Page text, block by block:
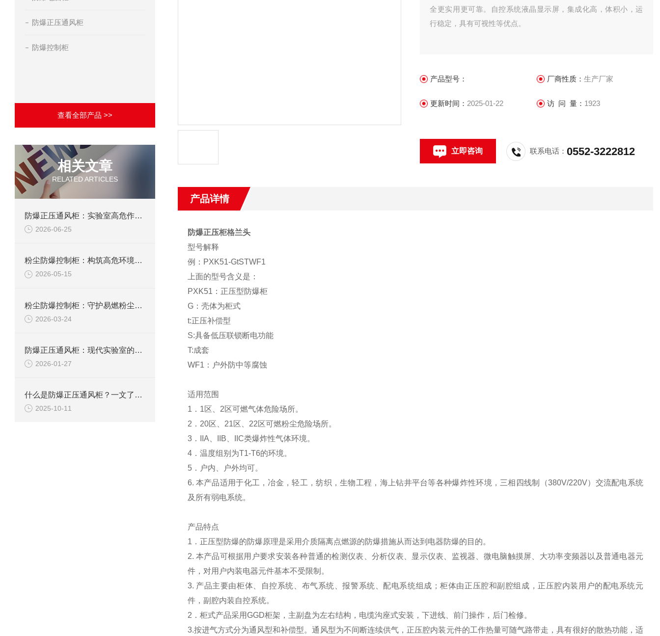
防爆正压通风柜
防爆控制柜
查看全部产品 >>
相关文章
RELATED ARTICLES
防爆正压通风柜：实验室高危作业的安全防护载体
2026-06-25
粉尘防爆控制柜：构筑高危环境下的电气安全屏障
2026-05-15
粉尘防爆控制柜：守护易燃粉尘环境下的电气安全
2026-03-24
防爆正压通风柜：现代实验室的安全屏障
2026-01-27
什么是防爆正压通风柜？一文了解其定义、原理及应用
2025-10-11
全更实用更可靠。自控系统液晶显示屏，集成化高，体积小，运
行稳定，具有可视性等优点。
产品型号： 厂商性质： 生产厂家
更新时间： 2025-01-22 访 问 量： 1923
立即咨询 联系电话：0552-3222812
产品详情
防爆正压柜格兰头
型号解释
例：PXK51-GtSTWF1
上面的型号含义是：
PXK51：正压型防爆柜
G：壳体为柜式
t:正压补偿型
S:具备低压联锁断电功能
T:成套
WF1：户外防中等腐蚀
适用范围
1．1区、2区可燃气体危险场所。
2．20区、21区、22区可燃粉尘危险场所。
3．IIA、IIB、IIC类爆炸性气体环境。
4．温度组别为T1-T6的环境。
5．户内、户外均可。
6. 本产品适用于化工，冶金，轻工，纺织，生物工程，海上钻井平台等各种爆炸性环境，三相四线制（380V/220V）交流配电系统
及所有弱电系统。
产品特点
1．正压型防爆的防爆原理是采用介质隔离点燃源的防爆措施从而达到电器防爆的目的。
2. 本产品可根据用户要求安装各种普通的检测仪表、分析仪表、显示仪表、监视器、微电脑触摸屏、大功率变频器以及普通电器元
件，对用户内装电器元件基本不受限制。
3. 产品主要由柜体、自控系统、布气系统、报警系统、配电系统组成；柜体由正压腔和副腔组成，正压腔内装用户的配电系统元
件，副腔内装自控系统。
2．柜式产品采用GGD柜架，主副盘为左右结构，电缆沟座式安装，下进线、前门操作，后门检修。
3.按进气方式分为通风型和补偿型。通风型为不间断连续供气，正压腔内装元件的工作热量可随气路带走，具有很好的散热功能，适